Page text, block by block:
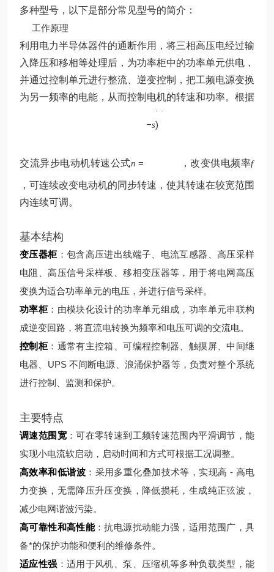
多种型号，以下是部分常见型号的简介：
工作原理
利用电力半导体器件的通断作用，将三相高压电经过输
入降压和移相等处理后，为功率柜中的功率单元供电，
并通过控制单元进行整流、逆变控制，把工频电源变换
为另一频率的电能，从而控制电机的转速和功率。根据
交流异步电动机转速公式n =
p
−s)
，改变供电频率f
，可连续改变电动机的同步转速，使其转速在较宽范围
内连续可调。
基本结构
变压器柜：包含高压进出线端子、电流互感器、高压采样
电阻、高压信号采样板、移相变压器等，用于将电网高压
变换为适合功率单元的电压，并进行信号采样。
功率柜：由模块化设计的功率单元组成，功率单元串联构
成逆变回路，将直流电转换为频率和电压可调的交流电。
控制柜：通常有主控箱、可编程控制器、触摸屏、中间继
电器、UPS 不间断电源、浪涌保护器等，负责对整个系统
进行控制、监测和保护。
主要特点
调速范围宽：可在零转速到工频转速范围内平滑调节，能
实现小电流软启动，启动时间和方式可根据工况调整。
高效率和低谐波 ：采用多重化叠加技术等，实现高 - 高电
力变换，无需降压升压变换，降低损耗，生成纯正弦波，
减少电网谐波污染。
高可靠性和高性能：抗电源扰动能力强，适用范围广，具
备*的保护功能和便利的维修条件。
适应性强 ：适用于风机、泵、压缩机等多种负载类型，能